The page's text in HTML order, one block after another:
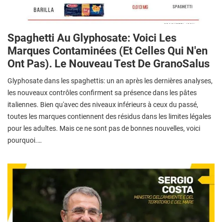
Spaghetti Au Glyphosate: Voici Les
Marques Contaminées (et Celles Qui N'en
Ont Pas). Le Nouveau Test De GranoSalus
Glyphosate dans les spaghettis: un an après les dernières analyses,
les nouveaux contrôles confirment sa présence dans les pâtes
italiennes. Bien qu'avec des niveaux inférieurs à ceux du passé,
toutes les marques contiennent des résidus dans les limites légales
pour les adultes. Mais ce ne sont pas de bonnes nouvelles, voici
pourquoi.…